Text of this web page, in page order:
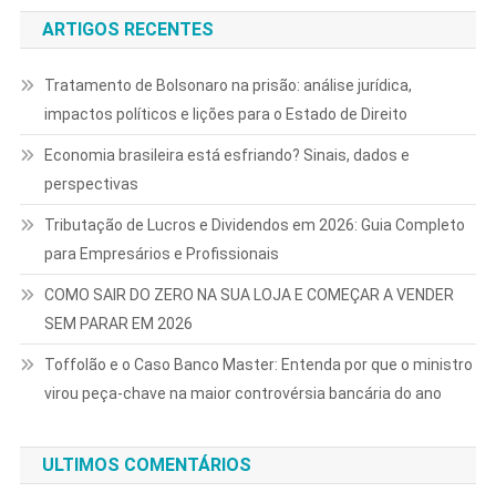
ARTIGOS RECENTES
Tratamento de Bolsonaro na prisão: análise jurídica,
impactos políticos e lições para o Estado de Direito
Economia brasileira está esfriando? Sinais, dados e
perspectivas
Tributação de Lucros e Dividendos em 2026: Guia Completo
para Empresários e Profissionais
COMO SAIR DO ZERO NA SUA LOJA E COMEÇAR A VENDER
SEM PARAR EM 2026
Toffolão e o Caso Banco Master: Entenda por que o ministro
virou peça-chave na maior controvérsia bancária do ano
ULTIMOS COMENTÁRIOS